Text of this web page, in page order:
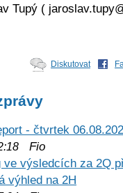
Tupý (
Diskutovat
- čtvrtek
Fio
ve výsledcích za 2Q
výhled na 2H